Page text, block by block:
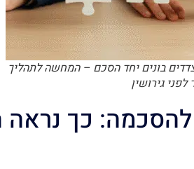
בונים יחד הסכם – המחשה לתהליך
לפני גירושין
כך נראה